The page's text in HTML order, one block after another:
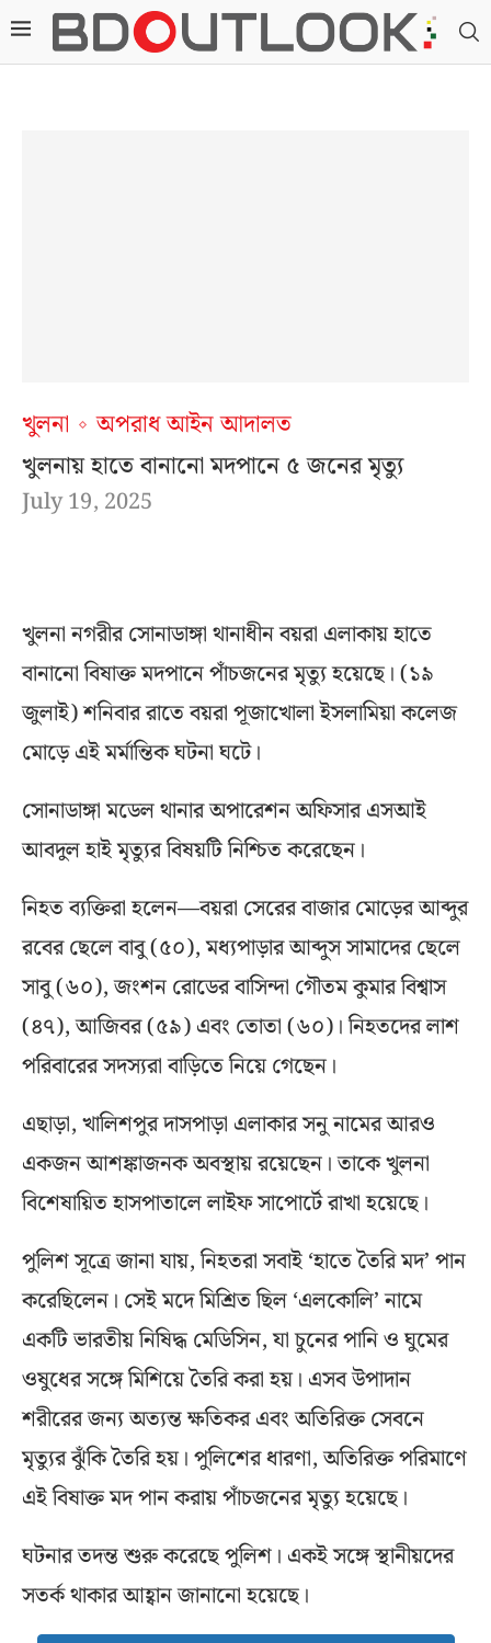
খুলনা
অপরাধ আইন আদালত
খুলনায় হাতে বানানো মদপানে ৫ জনের মৃত্যু
July 19, 2025
খুলনা নগরীর সোনাডাঙ্গা থানাধীন বয়রা এলাকায় হাতে
বানানো বিষাক্ত মদপানে পাঁচজনের মৃত্যু হয়েছে। (১৯
জুলাই) শনিবার রাতে বয়রা পূজাখোলা ইসলামিয়া কলেজ
মোড়ে এই মর্মান্তিক ঘটনা ঘটে।
সোনাডাঙ্গা মডেল থানার অপারেশন অফিসার এসআই
আবদুল হাই মৃত্যুর বিষয়টি নিশ্চিত করেছেন।
নিহত ব্যক্তিরা হলেন—বয়রা সেরের বাজার মোড়ের আব্দুর
রবের ছেলে বাবু (৫০), মধ্যপাড়ার আব্দুস সামাদের ছেলে
সাবু (৬০), জংশন রোডের বাসিন্দা গৌতম কুমার বিশ্বাস
(৪৭), আজিবর (৫৯) এবং তোতা (৬০)। নিহতদের লাশ
পরিবারের সদস্যরা বাড়িতে নিয়ে গেছেন।
এছাড়া, খালিশপুর দাসপাড়া এলাকার সনু নামের আরও
একজন আশঙ্কাজনক অবস্থায় রয়েছেন। তাকে খুলনা
বিশেষায়িত হাসপাতালে লাইফ সাপোর্টে রাখা হয়েছে।
পুলিশ সূত্রে জানা যায়, নিহতরা সবাই ‘হাতে তৈরি মদ’ পান
করেছিলেন। সেই মদে মিশ্রিত ছিল ‘এলকোলি’ নামে
একটি ভারতীয় নিষিদ্ধ মেডিসিন, যা চুনের পানি ও ঘুমের
ওষুধের সঙ্গে মিশিয়ে তৈরি করা হয়। এসব উপাদান
শরীরের জন্য অত্যন্ত ক্ষতিকর এবং অতিরিক্ত সেবনে
মৃত্যুর ঝুঁকি তৈরি হয়। পুলিশের ধারণা, অতিরিক্ত পরিমাণে
এই বিষাক্ত মদ পান করায় পাঁচজনের মৃত্যু হয়েছে।
ঘটনার তদন্ত শুরু করেছে পুলিশ। একই সঙ্গে স্থানীয়দের
সতর্ক থাকার আহ্বান জানানো হয়েছে।